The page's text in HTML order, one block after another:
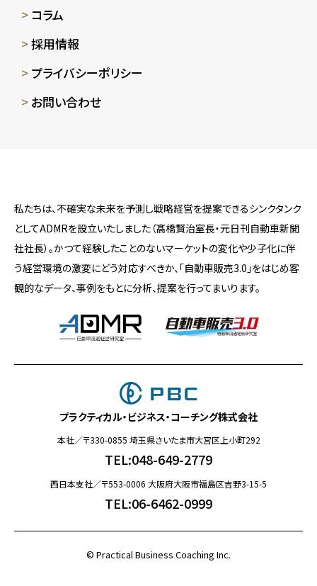
コラム
採用情報
プライバシーポリシー
お問い合わせ
私たちは、不確実な未来を予測し戦略経営を提案できるシンクタンク
としてADMRを設立いたしました（髙橋賢治室長・元日刊自動車新聞
社社長）。かつて経験したことのないマーケットの変化や少子化に伴
う経営環境の激変にどう対応すべきか、「自動車販売3.0」をはじめ客
観的なデータ、事例をもとに分析、提案を行ってまいります。
プラクティカル・ビジネス・コーチング株式会社
本社／〒330-0855 埼玉県さいたま市大宮区上小町292
TEL:048-649-2779
西日本支社／〒553-0006 大阪府大阪市福島区吉野3-15-5
TEL:06-6462-0999
©️ Practical Business Coaching Inc.